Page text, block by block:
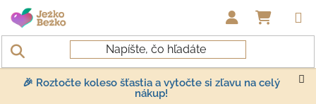
Prejsť na obsah
🎉 Roztočte koleso šťastia a vytočte si zľavu na celý
nákup!